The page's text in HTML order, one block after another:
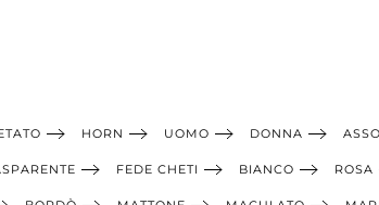
HORN UOMO DONNA
FEDE CHETI BIANCO ROSA